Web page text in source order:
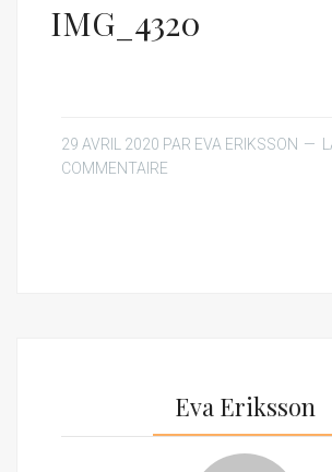
IMG_4320
29 AVRIL 2020 PAR EVA ERIKSSON
COMMENTAIRE
Eva Eriksson